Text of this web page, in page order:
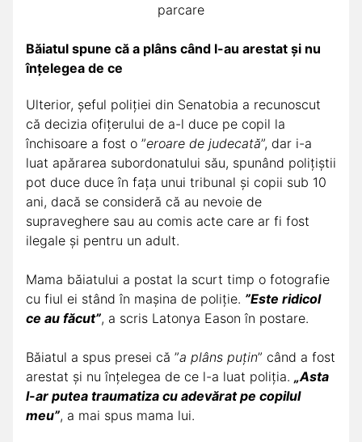
parcare
Băiatul spune că a plâns când l-au arestat și nu
înțelegea de ce
Ulterior, șeful poliției din Senatobia a recunoscut
că decizia ofițerului de a-l duce pe copil la
închisoare a fost o ”eroare de judecată”, dar i-a
luat apărarea subordonatului său, spunând polițiștii
pot duce duce în fața unui tribunal și copii sub 10
ani, dacă se consideră că au nevoie de
supraveghere sau au comis acte care ar fi fost
ilegale și pentru un adult.
Mama băiatului a postat la scurt timp o fotografie
cu fiul ei stând în mașina de poliție. ”Este ridicol
ce au făcut”, a scris Latonya Eason în postare.
Băiatul a spus presei că ”a plâns puțin” când a fost
arestat și nu înțelegea de ce l-a luat poliția. „Asta
l-ar putea traumatiza cu adevărat pe copilul
meu”, a mai spus mama lui.